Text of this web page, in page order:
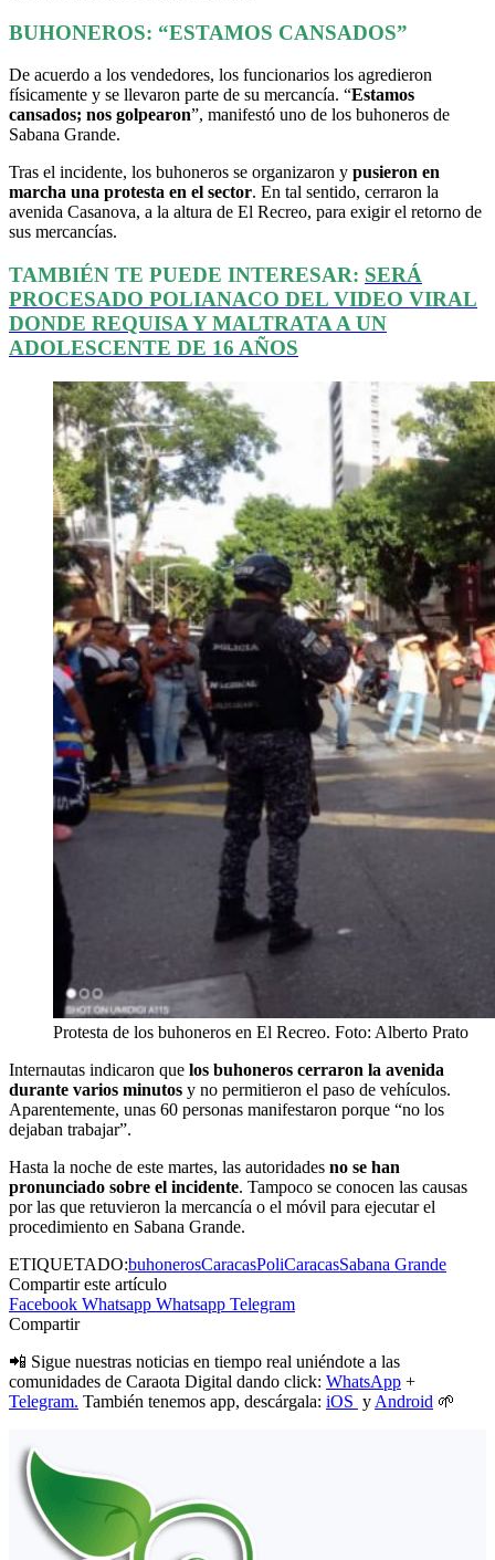
BUHONEROS: “ESTAMOS CANSADOS”
De acuerdo a los vendedores, los funcionarios los agredieron
físicamente y se llevaron parte de su mercancía. “Estamos
cansados; nos golpearon”, manifestó uno de los buhoneros de
Sabana Grande.
Tras el incidente, los buhoneros se organizaron y pusieron en
marcha una protesta en el sector. En tal sentido, cerraron la
avenida Casanova, a la altura de El Recreo, para exigir el retorno de
sus mercancías.
TAMBIÉN TE PUEDE INTERESAR: SERÁ
PROCESADO POLIANACO DEL VIDEO VIRAL
DONDE REQUISA Y MALTRATA A UN
ADOLESCENTE DE 16 AÑOS
Protesta de los buhoneros en El Recreo. Foto: Alberto Prato
Internautas indicaron que los buhoneros cerraron la avenida
durante varios minutos y no permitieron el paso de vehículos.
Aparentemente, unas 60 personas manifestaron porque “no los
dejaban trabajar”.
Hasta la noche de este martes, las autoridades no se han
pronunciado sobre el incidente. Tampoco se conocen las causas
por las que retuvieron la mercancía o el móvil para ejecutar el
procedimiento en Sabana Grande.
ETIQUETADO:buhonerosCaracasPoliCaracasSabana Grande
Compartir este artículo
Facebook Whatsapp Whatsapp Telegram
Compartir
📲 Sigue nuestras noticias en tiempo real uniéndote a las
comunidades de Caraota Digital dando click: WhatsApp +
Telegram. También tenemos app, descárgala: iOS y Android 🌱